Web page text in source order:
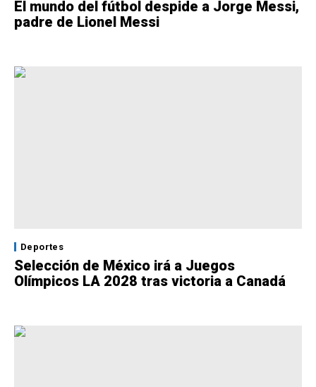
El mundo del fútbol despide a Jorge Messi,
padre de Lionel Messi
Deportes
Selección de México irá a Juegos
Olímpicos LA 2028 tras victoria a Canadá